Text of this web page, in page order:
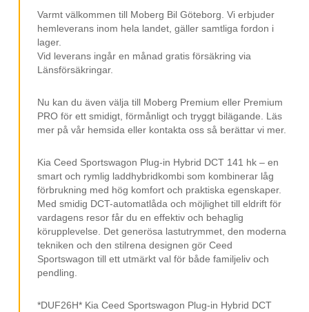
Uppmärksamhetsvarnare
Döda vinkel-varning
Lane Assist
Elmanövrerad baklucka
Android Auto
Apple carplay
Bluetooth
Digitalradio (DAB)
USB-uttag
12V-uttag
Rattvärme
Varmt välkommen till Moberg Bil Göteborg. Vi erbjuder
hemleverans inom hela landet, gäller samtliga fordon i
lager.
Vid leverans ingår en månad gratis försäkring via
Länsförsäkringar.
Nu kan du även välja till Moberg Premium eller Premium
PRO för ett smidigt, förmånligt och tryggt bilägande. Läs
mer på vår hemsida eller kontakta oss så berättar vi mer.
Kia Ceed Sportswagon Plug-in Hybrid DCT 141 hk – en
smart och rymlig laddhybridkombi som kombinerar låg
förbrukning med hög komfort och praktiska egenskaper.
Med smidig DCT-automatlåda och möjlighet till eldrift för
vardagens resor får du en effektiv och behaglig
körupplevelse. Det generösa lastutrymmet, den moderna
tekniken och den stilrena designen gör Ceed
Sportswagon till ett utmärkt val för både familjeliv och
pendling.
*DUF26H* Kia Ceed Sportswagon Plug-in Hybrid DCT